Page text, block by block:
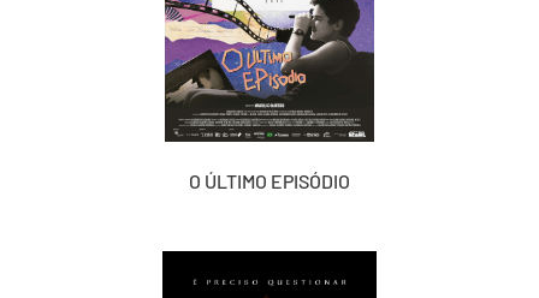
O ÚLTIMO EPISÓDIO